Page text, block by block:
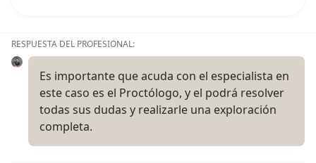
RESPUESTA DEL PROFESIONAL:
Es importante que acuda con el especialista en
este caso es el Proctólogo, y el podrá resolver
todas sus dudas y realizarle una exploración
completa.